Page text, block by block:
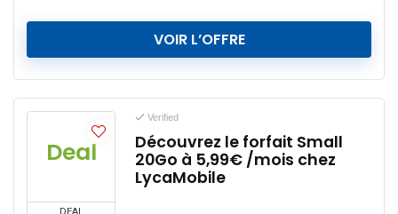
VOIR L’OFFRE
Deal
Verified
Découvrez le forfait Small
20Go à 5,99€ /mois chez
LycaMobile